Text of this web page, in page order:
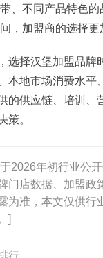
、不同产品特色的
，加盟商的选择更
选择汉堡加盟品牌
本地市场消费水平
的供应链、培训、
策。
2026年初行业公
门店数据、加盟政
为准，本文仅供行
]
行